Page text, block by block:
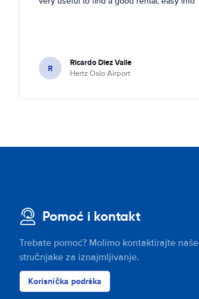
R Ricardo Diez Valle
Hertz Oslo Airport
Pomoć i kontakt
Trebate pomoć? Molimo kontaktirajte naše
stručnjake za iznajmljivanje.
Korisnička podrška